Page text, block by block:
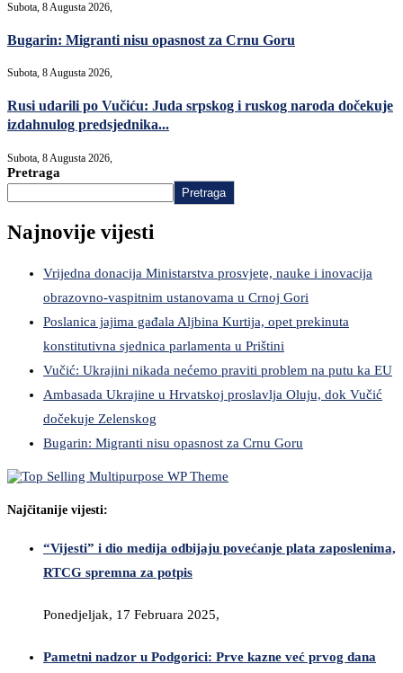
Subota, 8 Augusta 2026,
Bugarin: Migranti nisu opasnost za Crnu Goru
Subota, 8 Augusta 2026,
Rusi udarili po Vučiću: Juda srpskog i ruskog naroda dočekuje
izdahnulog predsjednika...
Subota, 8 Augusta 2026,
Pretraga
Pretraga
Najnovije vijesti
Vrijedna donacija Ministarstva prosvjete, nauke i inovacija
obrazovno-vaspitnim ustanovama u Crnoj Gori
Poslanica jajima gađala Aljbina Kurtija, opet prekinuta
konstitutivna sjednica parlamenta u Prištini
Vučić: Ukrajini nikada nećemo praviti problem na putu ka EU
Ambasada Ukrajine u Hrvatskoj proslavlja Oluju, dok Vučić
dočekuje Zelenskog
Bugarin: Migranti nisu opasnost za Crnu Goru
Najčitanije vijesti:
“Vijesti” i dio medija odbijaju povećanje plata zaposlenima,
RTCG spremna za potpis
Ponedjeljak, 17 Februara 2025,
Pametni nadzor u Podgorici: Prve kazne već prvog dana